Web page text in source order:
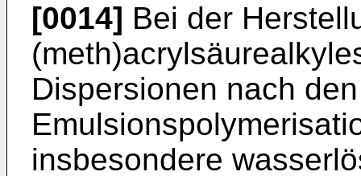
[0014] Bei der
Dispersionen nach
insbesondere